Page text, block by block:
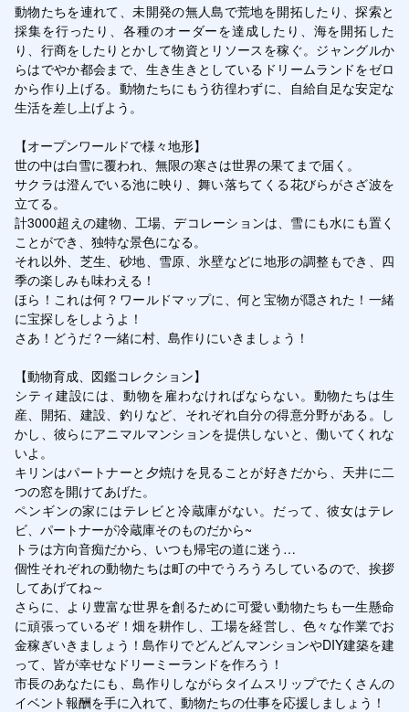
動物たちを連れて、未開発の無人島で荒地を開拓したり、探索と
採集を行ったり、各種のオーダーを達成したり、海を開拓した
り、行商をしたりとかして物資とリソースを稼ぐ。ジャングルか
らはでやか都会まで、生き生きとしているドリームランドをゼロ
から作り上げる。動物たちにもう彷徨わずに、自給自足な安定な
生活を差し上げよう。
【オープンワールドで様々地形】
世の中は白雪に覆われ、無限の寒さは世界の果てまで届く。
サクラは澄んでいる池に映り、舞い落ちてくる花びらがさざ波を
立てる。
計3000超えの建物、工場、デコレーションは、雪にも水にも置く
ことができ、独特な景色になる。
それ以外、芝生、砂地、雪原、氷壁などに地形の調整もでき、四
季の楽しみも味わえる！
ほら！これは何？ワールドマップに、何と宝物が隠された！一緒
に宝探しをしようよ！
さあ！どうだ？一緒に村、島作りにいきましょう！
【動物育成、図鑑コレクション】
シティ建設には、動物を雇わなければならない。動物たちは生
産、開拓、建設、釣りなど、それぞれ自分の得意分野がある。し
かし、彼らにアニマルマンションを提供しないと、働いてくれな
いよ。
キリンはパートナーと夕焼けを見ることが好きだから、天井に二
つの窓を開けてあげた。
ペンギンの家にはテレビと冷蔵庫がない。だって、彼女はテレ
ビ、パートナーが冷蔵庫そのものだから~
トラは方向音痴だから、いつも帰宅の道に迷う…
個性それぞれの動物たちは町の中でうろうろしているので、挨拶
してあげてね～
さらに、より豊富な世界を創るために可愛い動物たちも一生懸命
に頑張っているぞ！畑を耕作し、工場を経営し、色々な作業でお
金稼ぎいきましょう！島作りでどんどんマンションやDIY建築を建
って、皆が幸せなドリーミーランドを作ろう！
市長のあなたにも、島作りしながらタイムスリップでたくさんの
イベント報酬を手に入れて、動物たちの仕事を応援しましょう！